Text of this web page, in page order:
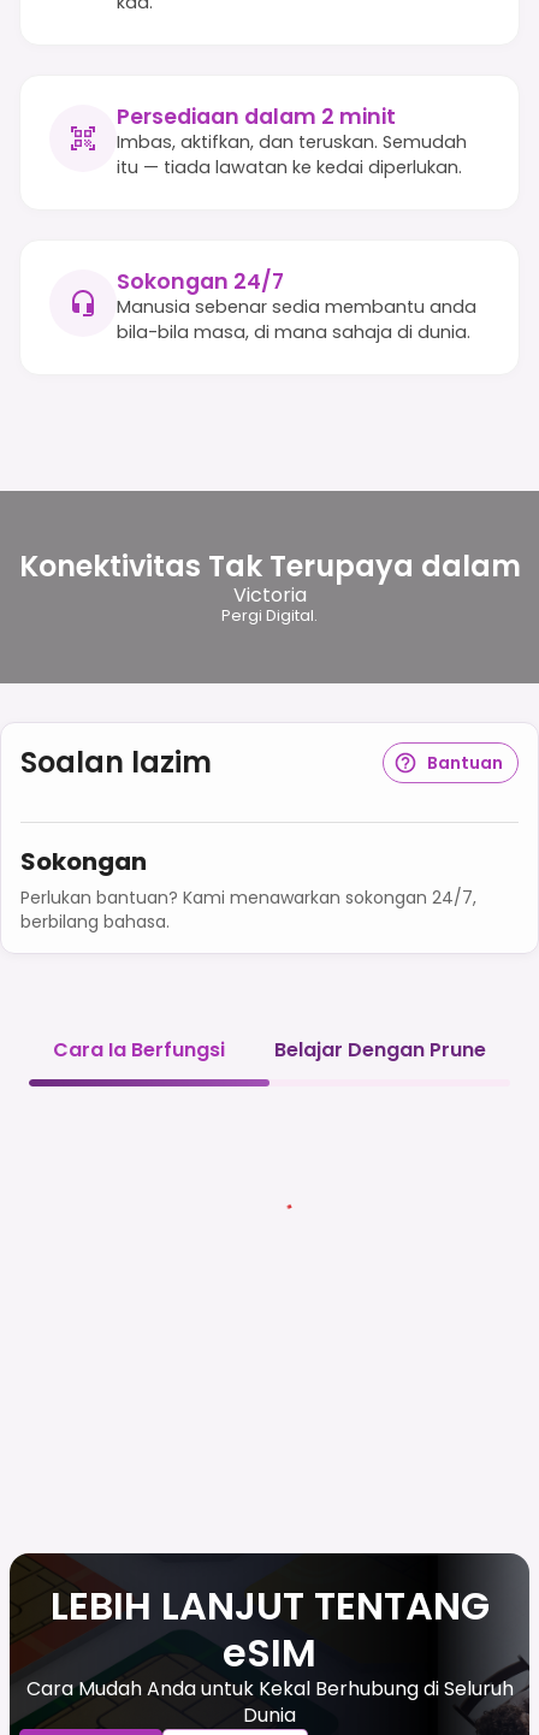
Persediaan dalam 2 minit
Imbas, aktifkan, dan teruskan. Semudah
itu — tiada lawatan ke kedai diperlukan.
Sokongan 24/7
Manusia sebenar sedia membantu anda
bila-bila masa, di mana sahaja di dunia.
Konektivitas Tak Terupaya dalam
Victoria
Pergi Digital.
Soalan lazim Bantuan
Sokongan
Perlukan bantuan? Kami menawarkan sokongan 24/7,
berbilang bahasa.
Cara Ia Berfungsi Belajar Dengan Prune
LEBIH LANJUT TENTANG
eSIM
Cara Mudah Anda untuk Kekal Berhubung di Seluruh
Dunia